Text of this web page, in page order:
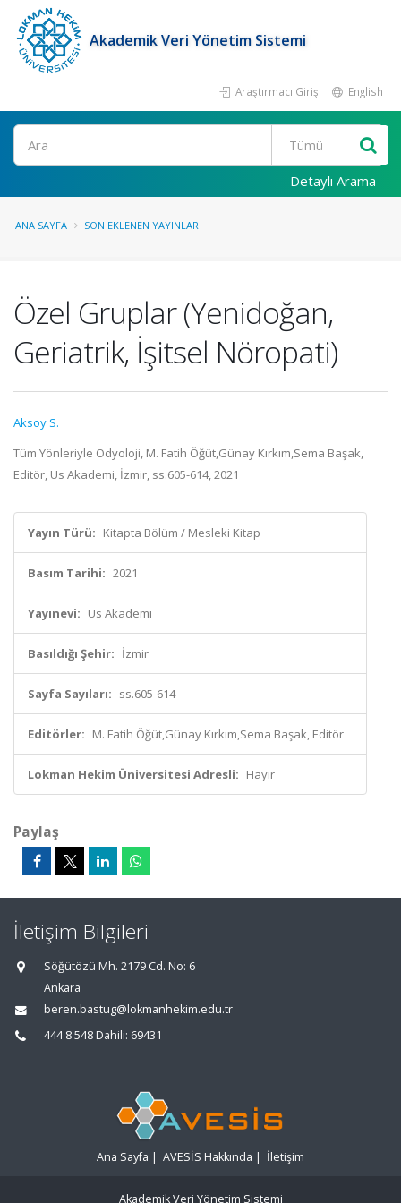
Akademik Veri Yönetim Sistemi
Araştırmacı Girişi English
Ara
Detaylı Arama
ANA SAYFA SON EKLENEN YAYINLAR
Özel Gruplar (Yenidoğan,
Geriatrik, İşitsel Nöropati)
Aksoy S.
Tüm Yönleriyle Odyoloji, M. Fatih Öğüt,Günay Kırkım,Sema Başak,
Editör, Us Akademi, İzmir, ss.605-614, 2021
Yayın Türü: Kitapta Bölüm / Mesleki Kitap
Basım Tarihi: 2021
Yayınevi: Us Akademi
Basıldığı Şehir: İzmir
Sayfa Sayıları: ss.605-614
Editörler: M. Fatih Öğüt,Günay Kırkım,Sema Başak, Editör
Lokman Hekim Üniversitesi Adresli: Hayır
Paylaş
İletişim Bilgileri
Söğütözü Mh. 2179 Cd. No: 6
Ankara
beren.bastug@lokmanhekim.edu.tr
444 8 548 Dahili: 69431
Ana Sayfa | AVESİS Hakkında | İletişim
Akademik Veri Yönetim Sistemi